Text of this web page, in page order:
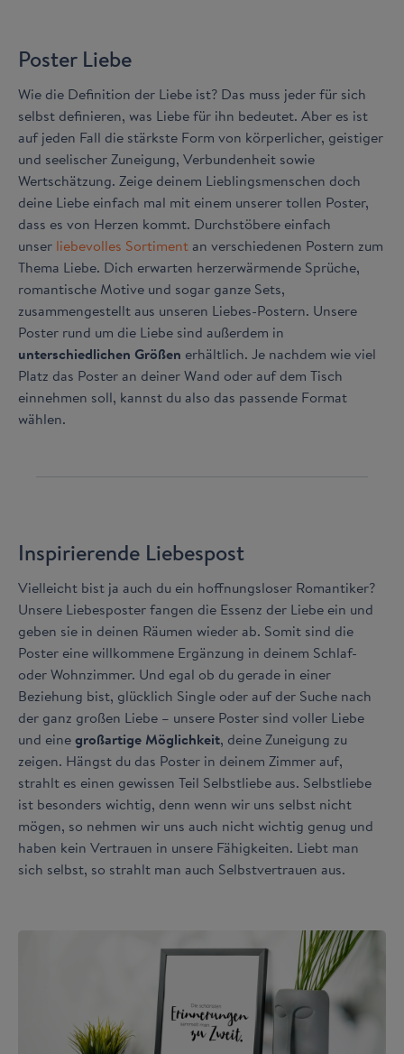
Poster Liebe
Wie die Definition der Liebe ist? Das muss jeder für sich
selbst definieren, was Liebe für ihn bedeutet. Aber es ist
auf jeden Fall die stärkste Form von körperlicher, geistiger
und seelischer Zuneigung, Verbundenheit sowie
Wertschätzung. Zeige deinem Lieblingsmenschen doch
deine Liebe einfach mal mit einem unserer tollen Poster,
dass es von Herzen kommt. Durchstöbere einfach
unser liebevolles Sortiment an verschiedenen Postern zum
Thema Liebe. Dich erwarten herzerwärmende Sprüche,
romantische Motive und sogar ganze Sets,
zusammengestellt aus unseren Liebes-Postern. Unsere
Poster rund um die Liebe sind außerdem in
unterschiedlichen Größen erhältlich. Je nachdem wie viel
Platz das Poster an deiner Wand oder auf dem Tisch
einnehmen soll, kannst du also das passende Format
wählen.
Inspirierende Liebespost
Vielleicht bist ja auch du ein hoffnungsloser Romantiker?
Unsere Liebesposter fangen die Essenz der Liebe ein und
geben sie in deinen Räumen wieder ab. Somit sind die
Poster eine willkommene Ergänzung in deinem Schlaf-
oder Wohnzimmer. Und egal ob du gerade in einer
Beziehung bist, glücklich Single oder auf der Suche nach
der ganz großen Liebe – unsere Poster sind voller Liebe
und einegroßartige Möglichkeit, deine Zuneigung zu
zeigen. Hängst du das Poster in deinem Zimmer auf,
strahlt es einen gewissen Teil Selbstliebe aus. Selbstliebe
ist besonders wichtig, denn wenn wir uns selbst nicht
mögen, so nehmen wir uns auch nicht wichtig genug und
haben kein Vertrauen in unsere Fähigkeiten. Liebt man
sich selbst, so strahlt man auch Selbstvertrauen aus.